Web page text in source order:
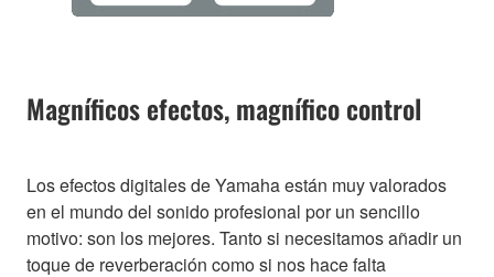
Magníficos efectos, magnífico control
Los efectos digitales de Yamaha están muy valorados
en el mundo del sonido profesional por un sencillo
motivo: son los mejores. Tanto si necesitamos añadir un
toque de reverberación como si nos hace falta